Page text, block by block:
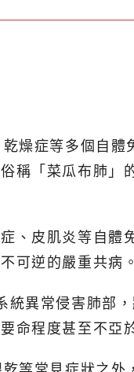
燥症等多個自
稱「菜瓜布肺」
、皮肌炎等自體
可逆的嚴重共病。
異常侵害肺部
命程度甚至不亞